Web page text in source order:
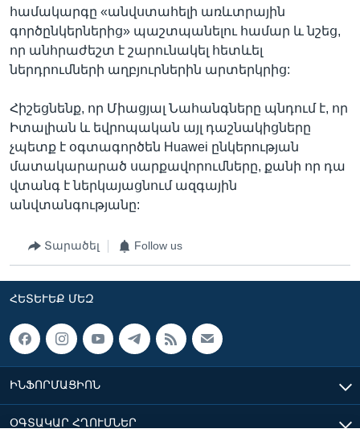
համակարգը «անվստահելի առևտրային
գործընկերներից» պաշտպանելու համար և նշեց,
որ անհրաժեշտ է շարունակել հետևել
ներդրումների աղբյուրներին արտերկրից:
Հիշեցնենք, որ Միացյալ Նահանգները պնդում է, որ
Իտալիան և եվրոպական այլ դաշնակիցները
չպետք է օգտագործեն Huawei ընկերության
մատակարարած սարքավորումները, քանի որ դա
վտանգ է ներկայացնում ազգային
անվտանգությանը:
Տարածել Follow us
ՀԵՏԵՒԵՔ ՄԵԶ
ԻՆՖՈՐՄԱՑԻՈՆ
ՕԳՏԱԿԱՐ ՀՂՈՒՄՆԵՐ